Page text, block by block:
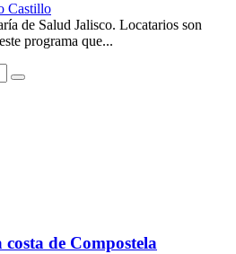
Castillo
de Salud Jalisco. Locatarios son
programa que...
costa de Compostela